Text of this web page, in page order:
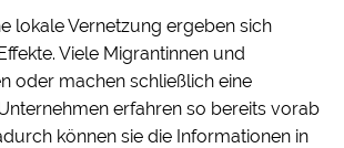
lokale Vernetzung ergeben sich
Viele Migrantinnen und
oder machen schließlich eine
erfahren so bereits vorab
können sie die Informationen in